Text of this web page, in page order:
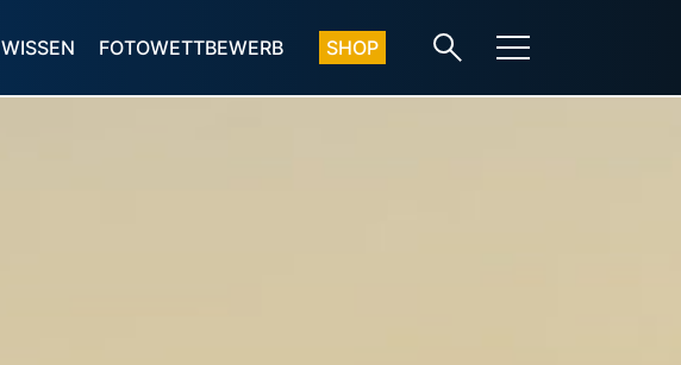
WISSEN FOTOWETTBEWERB SHOP